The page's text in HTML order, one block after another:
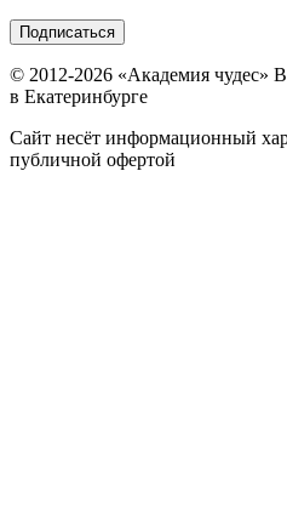
Подписаться
© 2012-2026 «Академия чудес»
в Екатеринбурге
Сайт несёт информационный
публичной офертой